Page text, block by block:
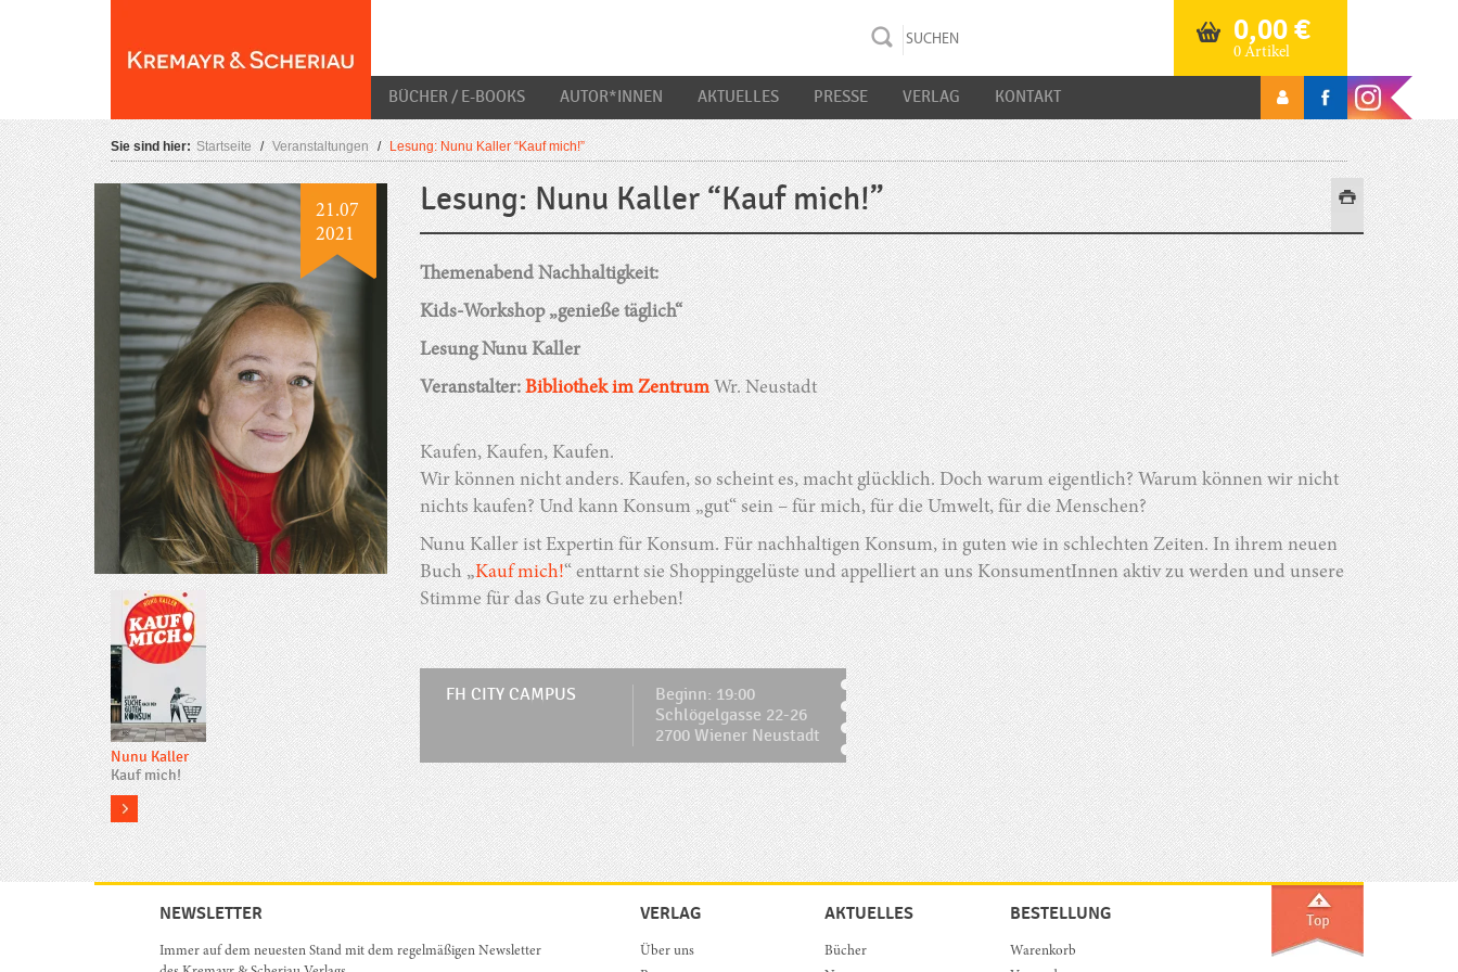
0,00€
0 Artikel
BÜCHER / E-BOOKS AUTOR*INNEN AKTUELLES PRESSE VERLAG KONTAKT
Sie sind hier: Startseite / Veranstaltungen / Lesung: Nunu Kaller “Kauf mich!”
21.07
2021
Nunu Kaller
Kauf mich!
more
Lesung: Nunu Kaller “Kauf mich!”
Themenabend Nachhaltigkeit:
Kids-Workshop „genieße täglich“
Lesung Nunu Kaller
Veranstalter:Bibliothek im Zentrum Wr. Neustadt
Kaufen, Kaufen, Kaufen.
Wir können nicht anders. Kaufen, so scheint es, macht glücklich. Doch warum eigentlich? Warum können wir nicht
nichts kaufen? Und kann Konsum „gut“ sein – für mich, für die Umwelt, für die Menschen?
Nunu Kaller ist Expertin für Konsum. Für nachhaltigen Konsum, in guten wie in schlechten Zeiten. In ihrem neuen
Buch „Kauf mich!“ enttarnt sie Shoppinggelüste und appelliert an uns KonsumentInnen aktiv zu werden und unsere
Stimme für das Gute zu erheben!
FH CITY CAMPUS
Beginn: 19:00
Schlögelgasse 22-26
2700 Wiener Neustadt
VERLAG
Über uns
AKTUELLES
Bücher
BESTELLUNG
Warenkorb
NEWSLETTER
Immer auf dem neuesten Stand mit dem regelmäßigen Newsletter